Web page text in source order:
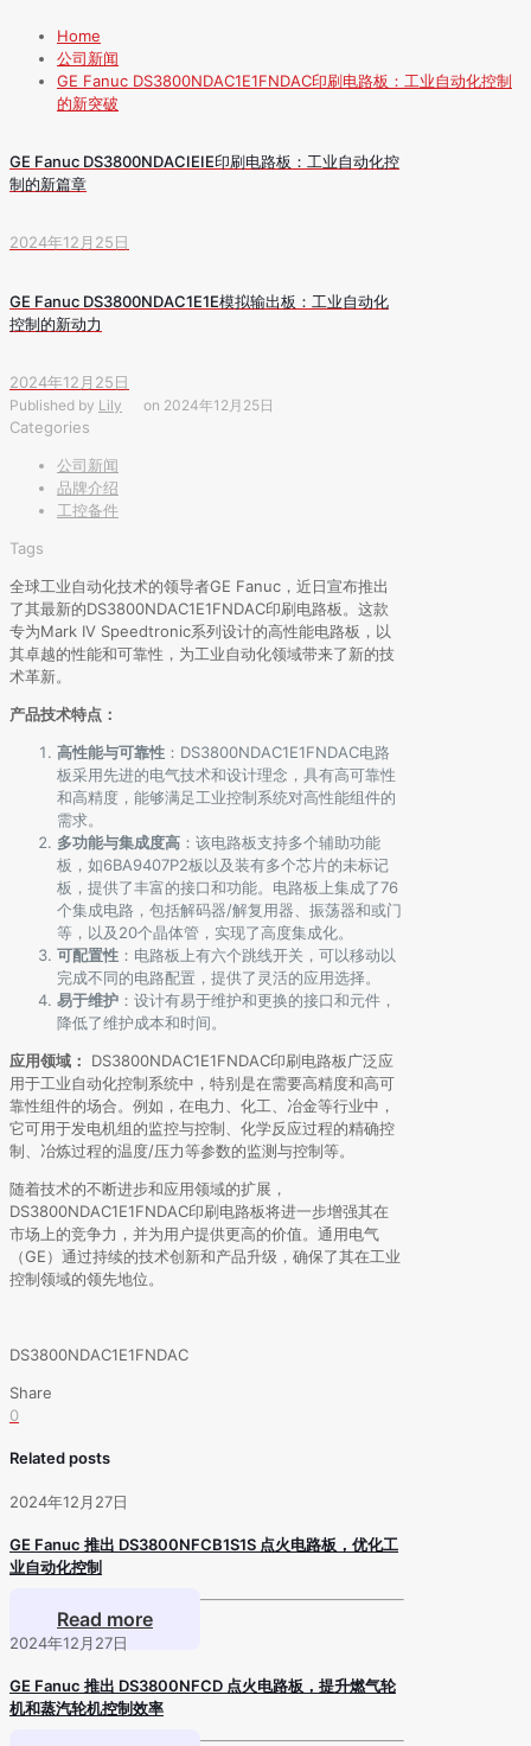
Home
公司新闻
GE Fanuc DS3800NDAC1E1FNDAC印刷电路板：工业自动化控制
的新突破
GE Fanuc DS3800NDACIEIE印刷电路板：工业自动化控
制的新篇章
2024年12月25日
GE Fanuc DS3800NDAC1E1E模拟输出板：工业自动化
控制的新动力
2024年12月25日
Published by Lily on 2024年12月25日
Categories
公司新闻
品牌介绍
工控备件
Tags
全球工业自动化技术的领导者GE Fanuc，近日宣布推出
了其最新的DS3800NDAC1E1FNDAC印刷电路板。这款
专为Mark IV Speedtronic系列设计的高性能电路板，以
其卓越的性能和可靠性，为工业自动化领域带来了新的技
术革新。
产品技术特点：
高性能与可靠性 ：DS3800NDAC1E1FNDAC电路
板采用先进的电气技术和设计理念，具有高可靠性
和高精度，能够满足工业控制系统对高性能组件的
需求。
多功能与集成度高 ：该电路板支持多个辅助功能
板，如6BA9407P2板以及装有多个芯片的未标记
板，提供了丰富的接口和功能。电路板上集成了76
个集成电路，包括解码器/解复用器、振荡器和或门
等，以及20个晶体管，实现了高度集成化。
可配置性 ：电路板上有六个跳线开关，可以移动以
完成不同的电路配置，提供了灵活的应用选择。
易于维护 ：设计有易于维护和更换的接口和元件，
降低了维护成本和时间。
应用领域：
DS3800NDAC1E1FNDAC印刷电路板广泛应
用于工业自动化控制系统中，特别是在需要高精度和高可
靠性组件的场合。例如，在电力、化工、冶金等行业中，
它可用于发电机组的监控与控制、化学反应过程的精确控
制、冶炼过程的温度/压力等参数的监测与控制等。
随着技术的不断进步和应用领域的扩展，
DS3800NDAC1E1FNDAC印刷电路板将进一步增强其在
市场上的竞争力，并为用户提供更高的价值。通用电气
（GE）通过持续的技术创新和产品升级，确保了其在工业
控制领域的领先地位。
DS3800NDAC1E1FNDAC
Share
0
Related posts
2024年12月27日
GE Fanuc 推出 DS3800NFCB1S1S 点火电路板，优化工
业自动化控制
Read more
2024年12月27日
GE Fanuc 推出 DS3800NFCD 点火电路板，提升燃气轮
机和蒸汽轮机控制效率